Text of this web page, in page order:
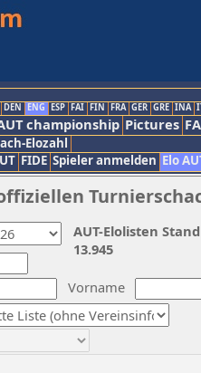
DEN ENG ESP FAI FIN FRA GER GRE INA
championship Pictures
Elozahl
FIDE Spieler anmelden Elo
Vorname
AUT-Elolisten
13.945